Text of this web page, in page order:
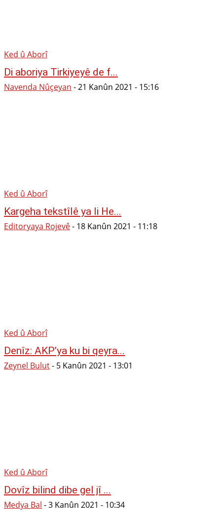
Ked û Aborî
Di aboriya Tirkiyeyê de f...
Navenda Nûçeyan -21 Kanûn 2021 - 15:16
Ked û Aborî
Kargeha tekstîlê ya li He...
Editoryaya Rojevê- 18 Kanûn 2021 - 11:18
Ked û Aborî
Denîz: AKP’ya ku bi qeyra...
Zeynel Bulut- 5 Kanûn 2021 - 13:01
Ked û Aborî
Dovîz bilind dibe gel jî ...
Medya Bal -3 Kanûn 2021 - 10:34